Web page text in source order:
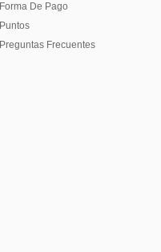
Forma De Pago
Puntos
Preguntas Frecuentes